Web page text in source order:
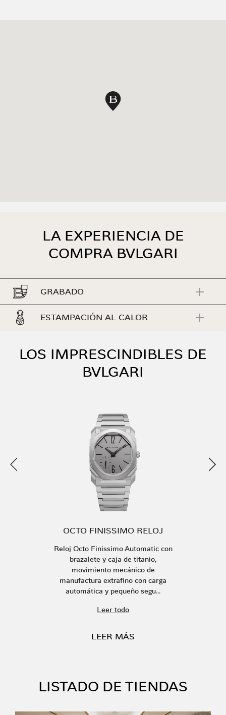
Pin en mapa
LA EXPERIENCIA DE
COMPRA BVLGARI
GRABADO
ESTAMPACIÓN AL CALOR
LOS IMPRESCINDIBLES DE
BVLGARI
Anterior
OCTO FINISSIMO RELOJ
Reloj Octo Finissimo Automatic con
brazalete y caja de titanio,
movimiento mecánico de
manufactura extrafino con carga
automática y pequeño segu...
Leer todo
LEER MÁS
LISTADO DE TIENDAS